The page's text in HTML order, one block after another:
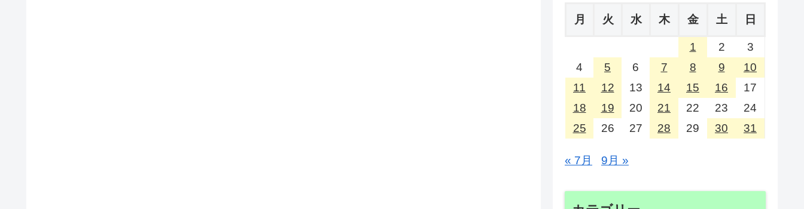
月 火 水 木 金 土 日
1 2
3
4
5 6 7 8 9
10
11
12 13 14 15 16
17
18
19 20 21 22 23
24
25
26 27 28 29 30 31
« 7月 9月 »